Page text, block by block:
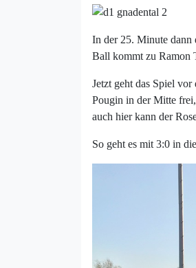
In der 25. Minute dann
Ball kommt zu Ramon
Jetzt geht das Spiel
Pougin in der Mitte
auch hier kann der
So geht es mit 3:0 in